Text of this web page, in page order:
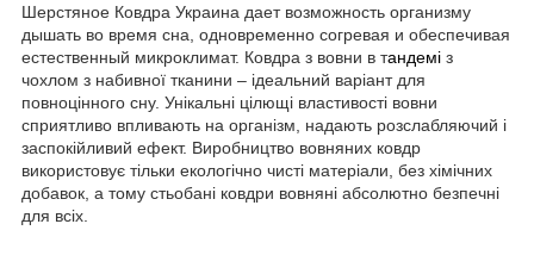
Шерстяное Ковдра Украина дает возможность организму
дышать во время сна, одновременно согревая и обеспечивая
естественный микроклимат. Ковдра з вовни в тандемі з
чохлом з набивної тканини – ідеальний варіант для
повноцінного сну. Унікальні цілющі властивості вовни
сприятливо впливають на організм, надають розслабляючий і
заспокійливий ефект. Виробництво вовняних ковдр
використовує тільки екологічно чисті матеріали, без хімічних
добавок, а тому стьобані ковдри вовняні абсолютно безпечні
для всіх.